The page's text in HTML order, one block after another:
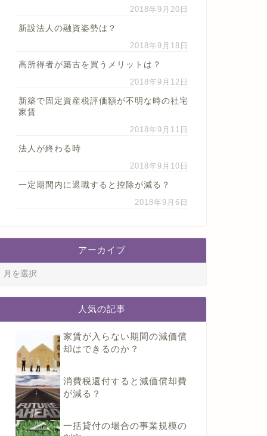
2018年9月20日
新設法人の融資姿勢は？
2018年9月18日
高所得者が築古を買うメリットは？
2018年9月12日
新築で固定資産税評価額が不明な時の社宅
家賃
2018年9月11日
法人が終わる時
2018年9月10日
一定期間内に退職すると控除が減る？
2018年9月6日
アーカイブ
人気の記事
家賃が入らない期間の減価償
却はできるのか？
消費税還付すると減価償却費
が減る？
一括貸付の場合の事業規模の